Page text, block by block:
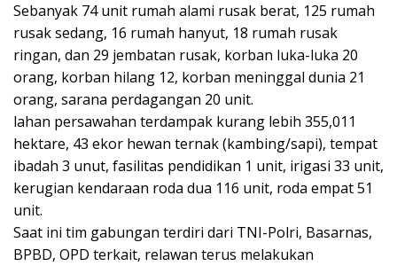
Sebanyak 74 unit rumah alami rusak berat, 125 rumah
rusak sedang, 16 rumah hanyut, 18 rumah rusak
ringan, dan 29 jembatan rusak, korban luka-luka 20
orang, korban hilang 12, korban meninggal dunia 21
orang, sarana perdagangan 20 unit.
lahan persawahan terdampak kurang lebih 355,011
hektare, 43 ekor hewan ternak (kambing/sapi), tempat
ibadah 3 unut, fasilitas pendidikan 1 unit, irigasi 33 unit,
kerugian kendaraan roda dua 116 unit, roda empat 51
unit.
Saat ini tim gabungan terdiri dari TNI-Polri, Basarnas,
BPBD, OPD terkait, relawan terus melakukan